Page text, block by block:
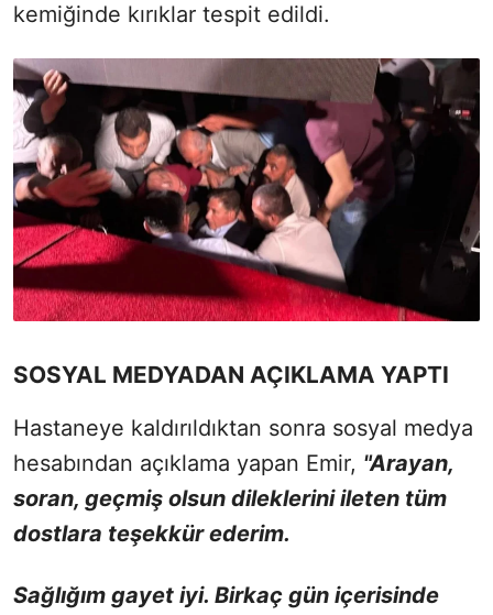
kemiğinde kırıklar tespit edildi.
SOSYAL MEDYADAN AÇIKLAMA YAPTI
Hastaneye kaldırıldıktan sonra sosyal medya
hesabından açıklama yapan Emir, "Arayan,
soran, geçmiş olsun dileklerini ileten tüm
dostlara teşekkür ederim.
Sağlığım gayet iyi. Birkaç gün içerisinde